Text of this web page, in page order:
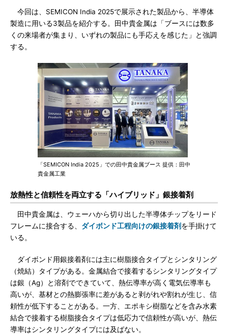
今回は、SEMICON India 2025で展示された製品から、半導体
製造に用いる3製品を紹介する。田中貴金属は「ブースには数多
くの来場者が集まり、いずれの製品にも手応えを感じた」と強調
する。
「SEMICON India 2025」での田中貴金属ブース 提供：田中
貴金属工業
放熱性と信頼性を両立する「ハイブリッド」銀接着剤
田中貴金属は、ウェーハから切り出した半導体チップをリード
フレームに接合する、 ダイボンド工程向けの銀接着剤を手掛けて
いる。
ダイボンド用銀接着剤には主に樹脂接合タイプとシンタリング
（焼結）タイプがある。金属結合で接着するシンタリングタイプ
は銀（Ag）と溶剤でできていて、熱伝導率が高く電気伝導率も
高いが、基材との熱膨張率に差があると剥がれや割れが生じ、信
頼性が低下することがある。一方、エポキシ樹脂などを含み水素
結合で接着する樹脂接合タイプは低応力で信頼性が高いが、熱伝
導率はシンタリングタイプには及ばない。